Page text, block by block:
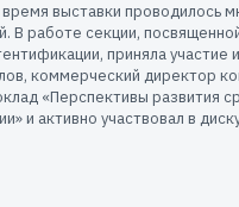
время выставки проводилось
В работе секции,
приняла участие
коммерческий директор
«Перспективы развития
и активно участвовал в